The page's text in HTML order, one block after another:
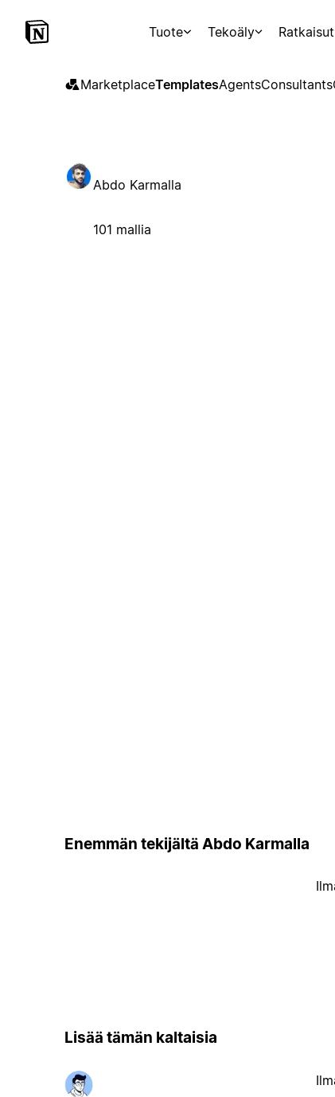
Tuote Tekoäly Ratkaisut
MarketplaceTemplatesAgentsConsultants
Abdo Karmalla
101 mallia
Enemmän tekijältä Abdo Karmalla
Lisää tämän kaltaisia